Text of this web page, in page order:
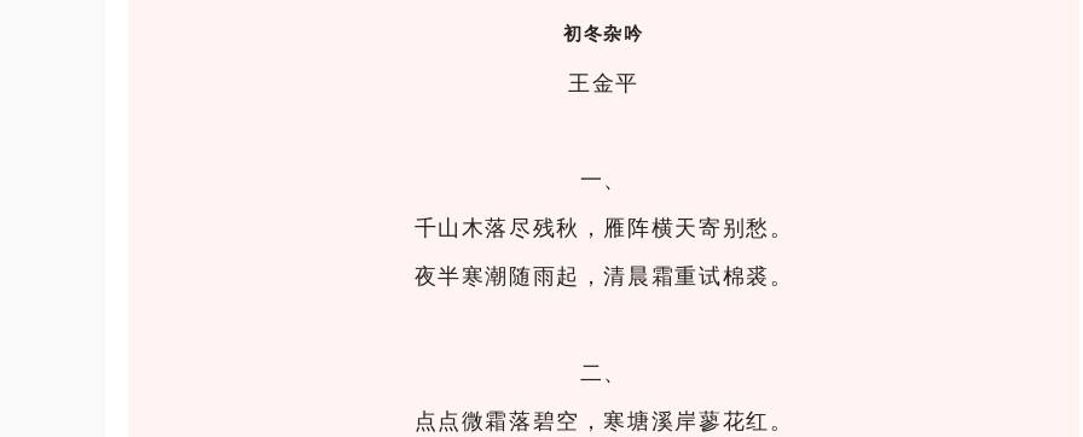
初冬杂吟
王金平
一、
千山木落尽残秋，雁阵横天寄别愁。
夜半寒潮随雨起，清晨霜重试棉裘。
二、
点点微霜落碧空，寒塘溪岸蓼花红。